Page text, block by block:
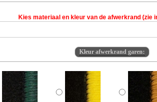
Kies materiaal en kleur van de afwerkrand (zie
Kleur afwerkrand garen: